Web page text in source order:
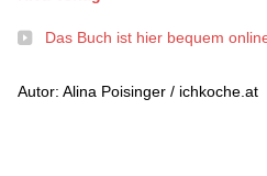
Das Buch ist hier bequem
Autor: Alina Poisinger / ichkoche.at